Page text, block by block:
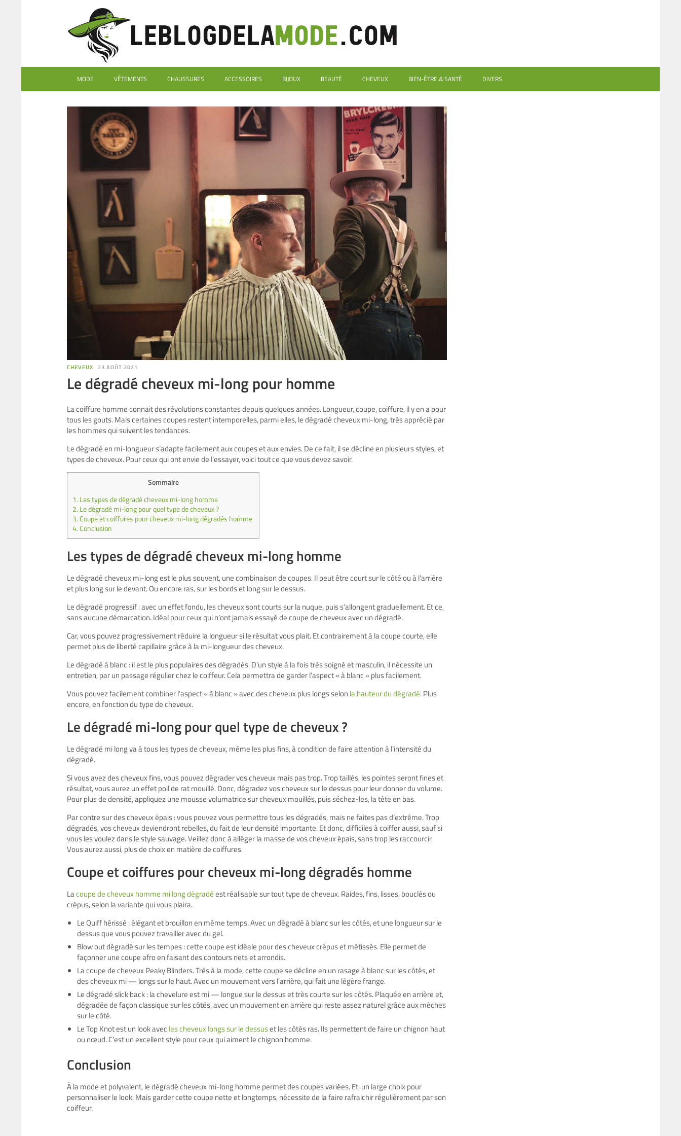
MODE VÊTEMENTS CHAUSSURES ACCESSOIRES BIJOUX BEAUTÉ CHEVEUX BIEN-ÊTRE & SANTÉ DIVERS
CHEVEUX 23 AOÛT 2021
Le dégradé cheveux mi-long pour homme
La coiffure homme connait des révolutions constantes depuis quelques années. Longueur, coupe, coiffure, il y en a pour
tous les gouts. Mais certaines coupes restent intemporelles, parmi elles, le dégradé cheveux mi-long, très apprécié par
les hommes qui suivent les tendances.
Le dégradé en mi-longueur s’adapte facilement aux coupes et aux envies. De ce fait, il se décline en plusieurs styles, et
types de cheveux. Pour ceux qui ont envie de l’essayer, voici tout ce que vous devez savoir.
Sommaire
1. Les types de dégradé cheveux mi-long homme
2. Le dégradé mi-long pour quel type de cheveux ?
3.Coupe et coiffures pour cheveux mi-long dégradés homme
4.Conclusion
Les types de dégradé cheveux mi-long homme
Le dégradé cheveux mi-long est le plus souvent, une combinaison de coupes. Il peut être court sur le côté ou à l’arrière
et plus long sur le devant. Ou encore ras, sur les bords et long sur le dessus.
Le dégradé progressif : avec un effet fondu, les cheveux sont courts sur la nuque, puis s’allongent graduellement. Et ce,
sans aucune démarcation. Idéal pour ceux qui n’ont jamais essayé de coupe de cheveux avec un dégradé.
Car, vous pouvez progressivement réduire la longueur si le résultat vous plait. Et contrairement à la coupe courte, elle
permet plus de liberté capillaire grâce à la mi-longueur des cheveux.
Le dégradé à blanc : il est le plus populaires des dégradés. D’un style à la fois très soigné et masculin, il nécessite un
entretien, par un passage régulier chez le coiffeur. Cela permettra de garder l’aspect « à blanc » plus facilement.
Vous pouvez facilement combiner l’aspect « à blanc » avec des cheveux plus longs selon la hauteur du dégradé. Plus
encore, en fonction du type de cheveux.
Le dégradé mi-long pour quel type de cheveux ?
Le dégradé mi long va à tous les types de cheveux, même les plus fins, à condition de faire attention à l’intensité du
dégradé.
Si vous avez des cheveux fins, vous pouvez dégrader vos cheveux mais pas trop. Trop taillés, les pointes seront fines et
résultat, vous aurez un effet poil de rat mouillé. Donc, dégradez vos cheveux sur le dessus pour leur donner du volume.
Pour plus de densité, appliquez une mousse volumatrice sur cheveux mouillés, puis séchez-les, la tête en bas.
Par contre sur des cheveux épais : vous pouvez vous permettre tous les dégradés, mais ne faites pas d’extrême. Trop
dégradés, vos cheveux deviendront rebelles, du fait de leur densité importante. Et donc, difficiles à coiffer aussi, sauf si
vous les voulez dans le style sauvage. Veillez donc à alléger la masse de vos cheveux épais, sans trop les raccourcir.
Vous aurez aussi, plus de choix en matière de coiffures.
Coupe et coiffures pour cheveux mi-long dégradés homme
Lacoupe de cheveux homme mi long dégradéest réalisable sur tout type de cheveux. Raides, fins, lisses, bouclés ou
crépus, selon la variante qui vous plaira.
Le Quiff hérissé : élégant et brouillon en même temps. Avec un dégradé à blanc sur les côtés, et une longueur sur le
dessus que vous pouvez travailler avec du gel.
Blow out dégradé sur les tempes : cette coupe est idéale pour des cheveux crépus et métissés. Elle permet de
façonner une coupe afro en faisant des contours nets et arrondis.
La coupe de cheveux Peaky Blinders. Très à la mode, cette coupe se décline en un rasage à blanc sur les côtés, et
des cheveux mi — longs sur le haut. Avec un mouvement vers l’arrière, qui fait une légère frange.
Le dégradé slick back : la chevelure est mi — longue sur le dessus et très courte sur les côtés. Plaquée en arrière et,
dégradée de façon classique sur les côtés, avec un mouvement en arrière qui reste assez naturel grâce aux mèches
sur le côté.
Le Top Knot est un look avec les cheveux longs sur le dessuset les côtés ras. Ils permettent de faire un chignon haut
ou nœud. C’est un excellent style pour ceux qui aiment le chignon homme.
Conclusion
À la mode et polyvalent, le dégradé cheveux mi-long homme permet des coupes variées. Et, un large choix pour
personnaliser le look. Mais garder cette coupe nette et longtemps, nécessite de la faire rafraichir régulièrement par son
coiffeur.